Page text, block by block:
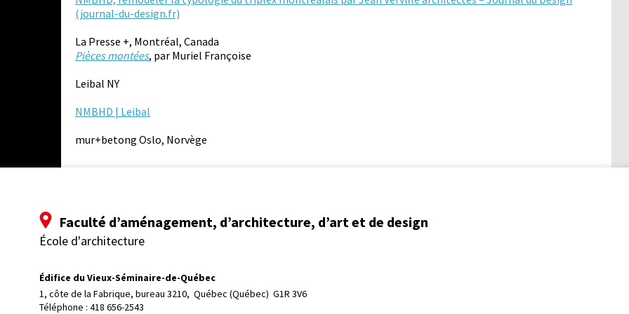
(journal-du-design.fr)
La Presse +, Montréal, Canada
Pièces montées, par Muriel Françoise
Leibal NY
NMBHD | Leibal
mur+betong Oslo, Norvège
Faculté d’aménagement, d’architecture, d’art et de design
École d'architecture
Édifice du Vieux-Séminaire-de-Québec
1, côte de la Fabrique, bureau 3210, Québec (Québec)  G1R 3V6
Téléphone : 418 656-2543